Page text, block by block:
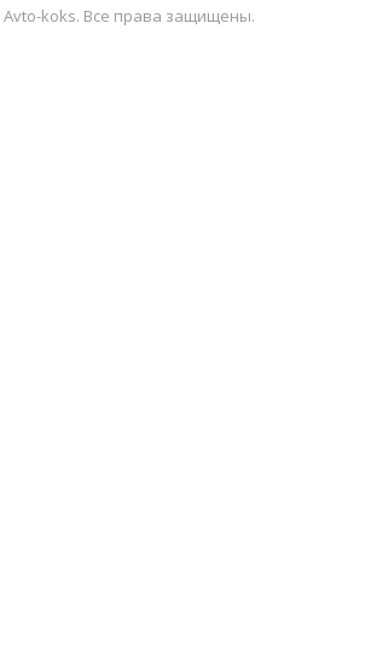
Avto-koks. Все права защищены.